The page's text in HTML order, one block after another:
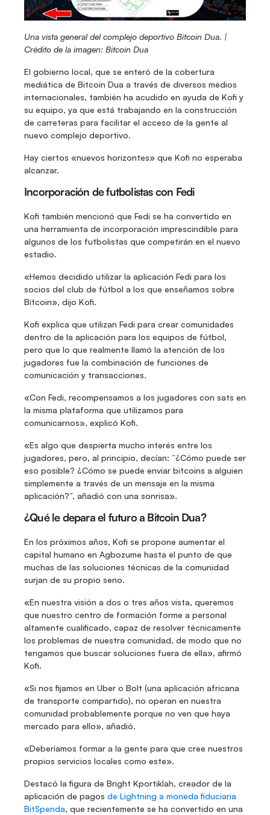
Una vista general del complejo deportivo Bitcoin Dua. |
Crédito de la imagen: Bitcoin Dua
El gobierno local, que se enteró de la cobertura
mediática de Bitcoin Dua a través de diversos medios
internacionales, también ha acudido en ayuda de Kofi y
su equipo, ya que está trabajando en la construcción
de carreteras para facilitar el acceso de la gente al
nuevo complejo deportivo.
Hay ciertos «nuevos horizontes» que Kofi no esperaba
alcanzar.
Incorporación de futbolistas con Fedi
Kofi también mencionó que Fedi se ha convertido en
una herramienta de incorporación imprescindible para
algunos de los futbolistas que competirán en el nuevo
estadio.
«Hemos decidido utilizar la aplicación Fedi para los
socios del club de fútbol a los que enseñamos sobre
Bitcoin», dijo Kofi.
Kofi explica que utilizan Fedi para crear comunidades
dentro de la aplicación para los equipos de fútbol,
pero que lo que realmente llamó la atención de los
jugadores fue la combinación de funciones de
comunicación y transacciones.
«Con Fedi, recompensamos a los jugadores con sats en
la misma plataforma que utilizamos para
comunicarnos», explicó Kofi.
«Es algo que despierta mucho interés entre los
jugadores, pero, al principio, decían: “¿Cómo puede ser
eso posible? ¿Cómo se puede enviar bitcoins a alguien
simplemente a través de un mensaje en la misma
aplicación?”, añadió con una sonrisa».
¿Qué le depara el futuro a Bitcoin Dua?
En los próximos años, Kofi se propone aumentar el
capital humano en Agbozume hasta el punto de que
muchas de las soluciones técnicas de la comunidad
surjan de su propio seno.
«En nuestra visión a dos o tres años vista, queremos
que nuestro centro de formación forme a personal
altamente cualificado, capaz de resolver técnicamente
los problemas de nuestra comunidad, de modo que no
tengamos que buscar soluciones fuera de ella», afirmó
Kofi.
«Si nos fijamos en Uber o Bolt (una aplicación africana
de transporte compartido), no operan en nuestra
comunidad probablemente porque no ven que haya
mercado para ello», añadió.
«Deberíamos formar a la gente para que cree nuestros
propios servicios locales como este».
Destacó la figura de Bright Kportiklah, creador de la
aplicación de pagos de Lightning a moneda fiduciaria
BitSpenda